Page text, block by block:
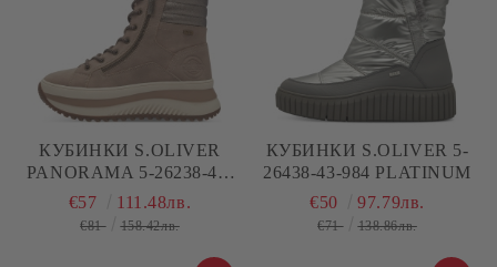
КУБИНКИ S.OLIVER
PANORAMA 5-26238-43-
341 TAUPE
€57 111.48лв.
€81 158.42лв.
КУБИНКИ S.OLIVER 5-
26438-43-984 PLATINUM
€50 97.79лв.
€71 138.86лв.